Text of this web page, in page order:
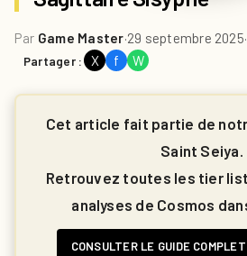
Par Game Master·29 septembre 2025·
Partager : X f W
Cet article fait partie de
Saint Seiya.
Retrouvez toutes les tier
analyses de Cosmos
CONSULTER LE GUIDE